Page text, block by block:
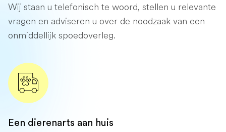
Wij staan ​​u telefonisch te woord, stellen u relevante
vragen en adviseren u over de noodzaak van een
onmiddellijk spoedoverleg.
Een dierenarts aan huis